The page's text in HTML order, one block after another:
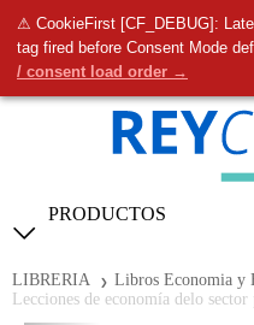
⚠ CookieFirst [CF_DEBUG]:
tag fired before Consent Mode
/ consent load order →
PRODUCTOS
LIBRERIA
Libros Economia y
Lecciones de economía delo